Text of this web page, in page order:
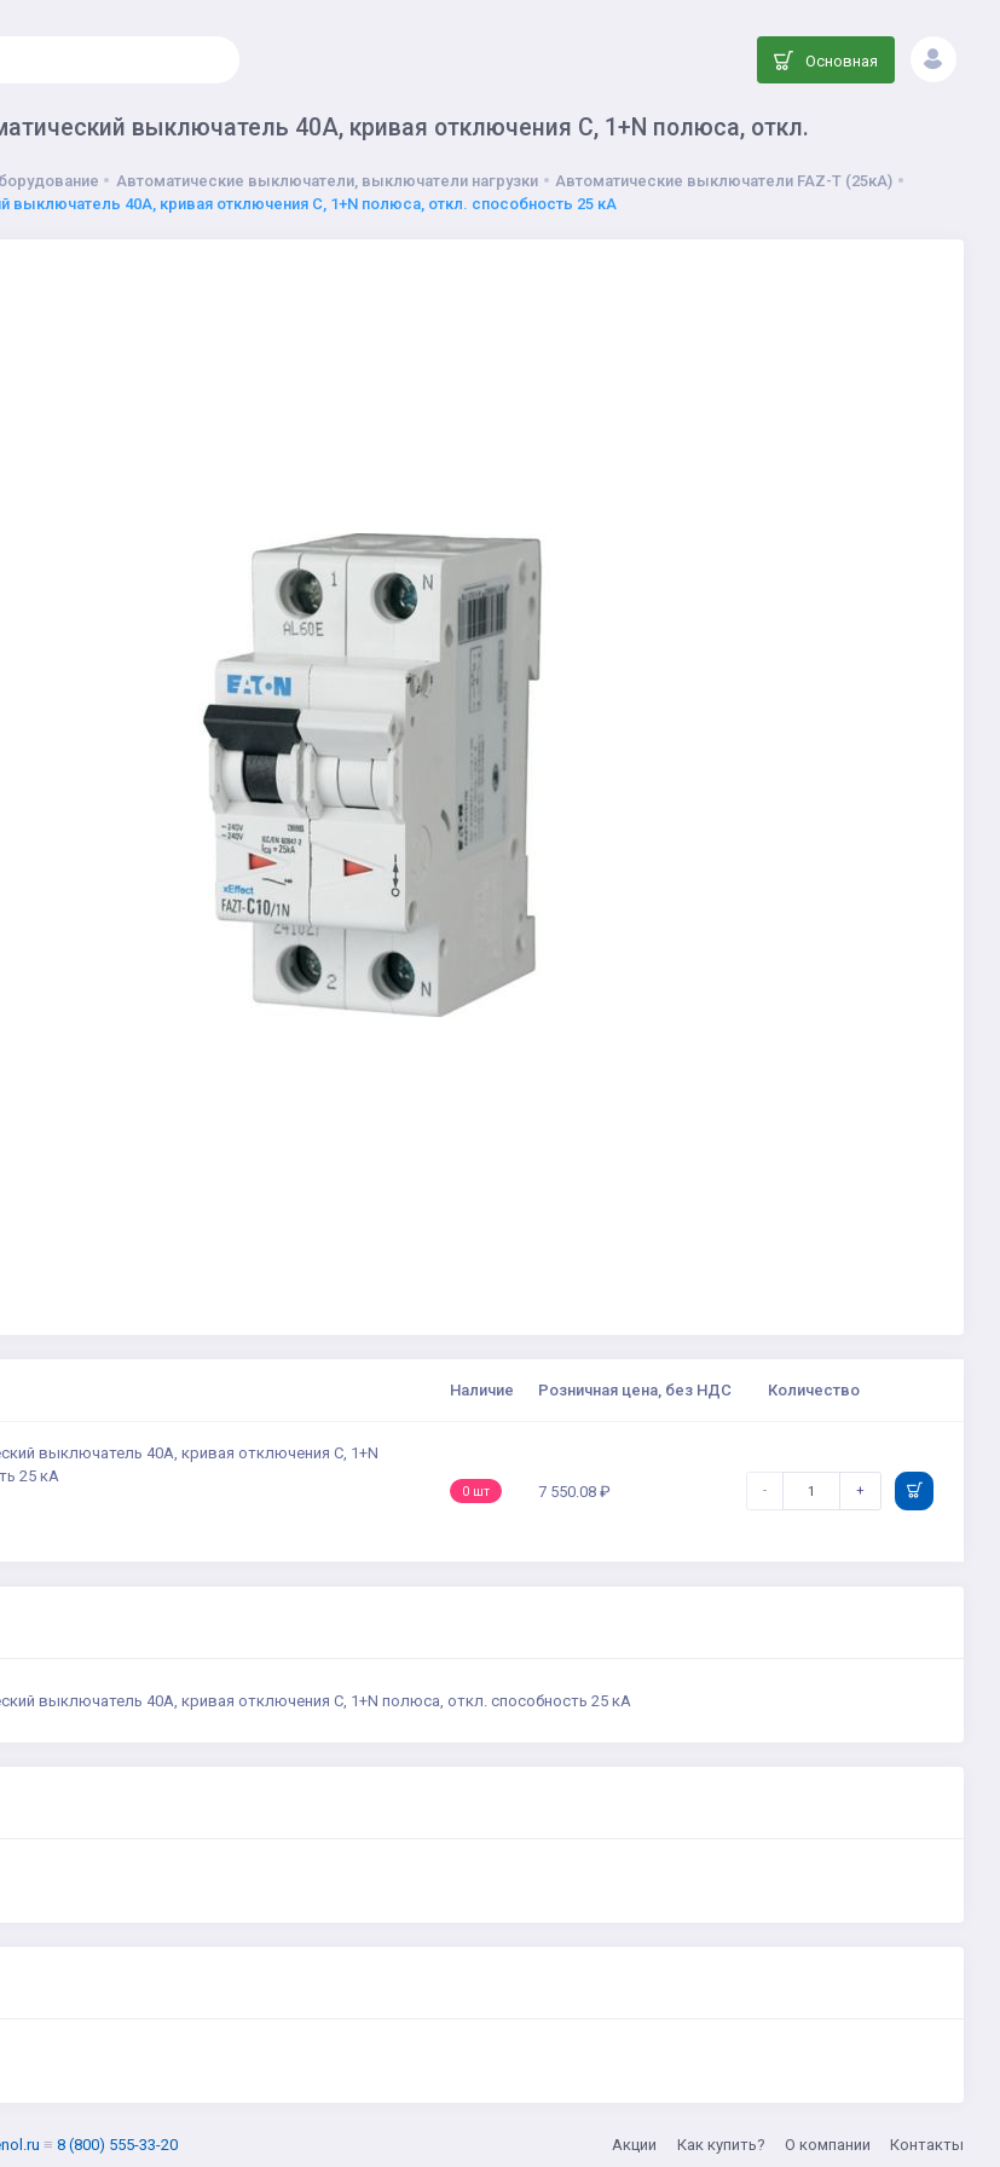
Основная
выключатель 40А, кривая отключения C, 1+N полюса, откл.
Автоматические выключатели, выключатели нагрузки
Автоматические выключатели FAZ-T (25кА)
выключатель 40А, кривая отключения C, 1+N полюса, откл. способность 25 кА
Наличие Розничная цена, без НДС Количество
выключатель 40А, кривая отключения C, 1+N
25 кА
0 шт 7 550.08 ₽ - +
выключатель 40А, кривая отключения C, 1+N полюса, откл. способность 25 кА
≡ 8 (800) 555-33-20 Акции Как купить? О компании Контакты